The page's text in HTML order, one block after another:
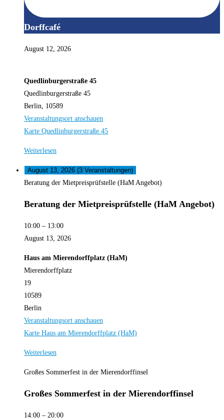
Dorffcafé
August 12, 2026
Quedlinburgerstraße 45
Quedlinburgerstraße 45
Berlin, 10589
Veranstaltungsort anschauen
Karte Quedlinburgerstraße 45
Weiterlesen
August 13, 2026 (3 Veranstaltungen)
Beratung der Mietpreisprüfstelle (HaM Angebot)
Beratung der Mietpreisprüfstelle (HaM Angebot)
10:00 – 13:00
August 13, 2026
Haus am Mierendorffplatz (HaM)
Mierendorffplatz
19
10589
Berlin
Veranstaltungsort anschauen
Karte Haus am Mierendorffplatz (HaM)
Weiterlesen
Großes Sommerfest in der Mierendorffinsel
Großes Sommerfest in der Mierendorffinsel
14:00 – 20:00